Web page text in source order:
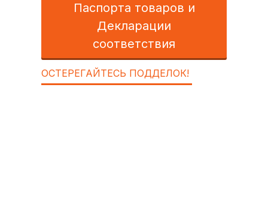
Паспорта товаров и
Декларации
соответствия
ОСТЕРЕГАЙТЕСЬ ПОДДЕЛОК!